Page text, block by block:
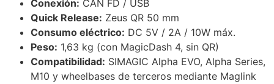
Conexión: CAN FD / USB
Quick Release: Zeus QR 50 mm
Consumo eléctrico: DC 5V / 2A / 10W máx.
Peso: 1,63 kg (con MagicDash 4, sin QR)
Compatibilidad: SIMAGIC Alpha EVO, Alpha Series,
M10 y wheelbases de terceros mediante Maglink